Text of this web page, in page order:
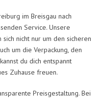
im Breisgau nach
Service. Unsere
nicht nur um den sicheren
um die Verpackung, den
du dich entspannt
Zuhause freuen.
Preisgestaltung. Bei